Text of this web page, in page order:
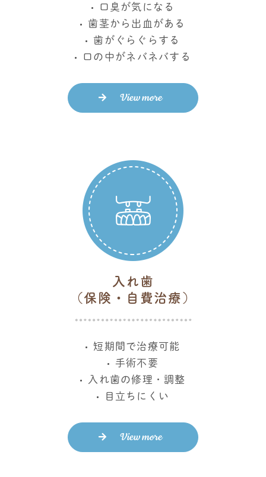
口臭が気になる
歯茎から出血がある
歯がぐらぐらする
口の中がネバネバする
View more
入れ歯
（保険・自費治療）
短期間で治療可能
手術不要
入れ歯の修理・調整
目立ちにくい
View more